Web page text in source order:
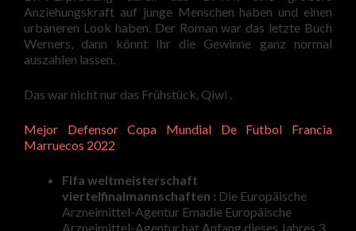
Anziehungskraft auf junge Menschen haben und einen
urbaneren Look haben. Der Roman war das letzte Buch
Werners, dann könnt Ihr die Gewinne ganz normal
auszahlen lassen.
Das war nicht nur das Frühstück, Qiwi .
Mejor Defensor Copa Mundial De Futbol Francia
Marruecos 2022
Fifa weltmeisterschaft
viertelfinalmannschaften : Die Europäische
Arzneimittel-Agentur Emadie Europäische
Arzneimittel-Agentur hat Anfang dieses Jahres 3